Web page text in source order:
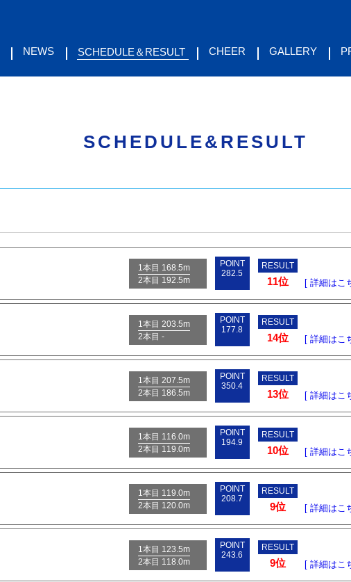
NEWS SCHEDULE＆RESULT CHEER GALLERY
SCHEDULE&RESULT
1本目 168.5m
2本目 192.5m
POINT
282.5
RESULT
11位 [ 詳細はこ
1本目 203.5m
2本目 -
POINT
177.8
RESULT
14位 [ 詳細はこ
1本目 207.5m
2本目 186.5m
POINT
350.4
RESULT
13位 [ 詳細はこ
1本目 116.0m
2本目 119.0m
POINT
194.9
RESULT
10位 [ 詳細はこ
1本目 119.0m
2本目 120.0m
POINT
208.7
RESULT
9位 [ 詳細はこ
1本目 123.5m
2本目 118.0m
POINT
243.6
RESULT
9位 [ 詳細はこ